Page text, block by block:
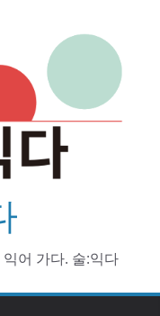
어 가다. 술:익다